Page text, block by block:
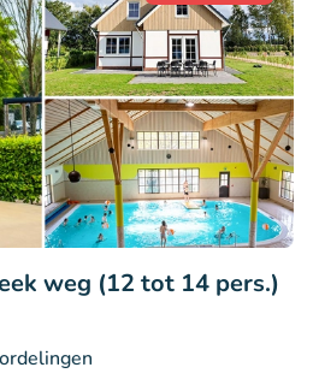
weg (12 tot 14 pers.)